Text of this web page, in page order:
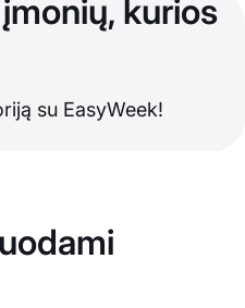
kurios
su EasyWeek!